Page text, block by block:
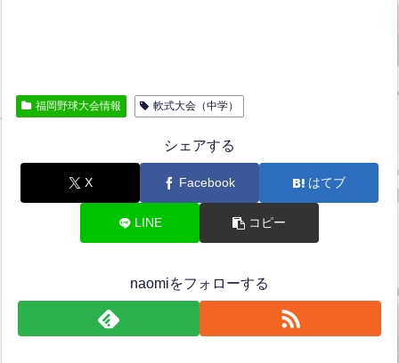
福岡野球大会情報 軟式大会（中学）
シェアする
X Facebook はてブ
LINE コピー
naomiをフォローする